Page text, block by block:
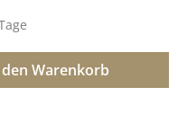
gewünschten
Warenkorb